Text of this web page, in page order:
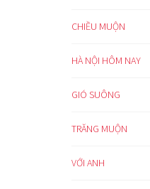
CHIỀU MUỘN
HÀ NỘI HÔM NAY
GIÓ SUÔNG
TRĂNG MUỘN
VỚI ANH